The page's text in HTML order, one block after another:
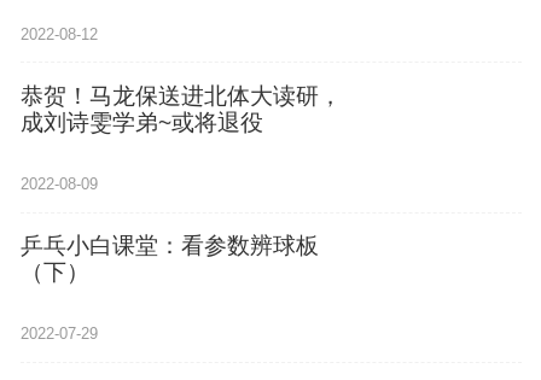
2022-08-12
恭贺！马龙保送进北体大读研，
成刘诗雯学弟~或将退役
2022-08-09
乒乓小白课堂：看参数辨球板
（下）
2022-07-29